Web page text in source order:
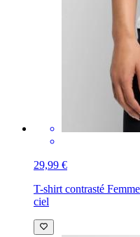
29,99 €
T-shirt contrasté Femme
ciel